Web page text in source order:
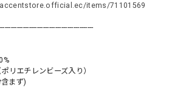
items/71101569
リエチレンビーズ入り）
まず)